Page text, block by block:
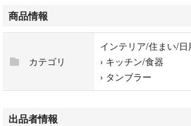
些細なことを気にされる方は
ご購入をお控えください。
お値下げ不可
バラ売り不可
普通郵便は、追跡番号などは
商品情報
カテゴリ
インテリア/住まい/日
› キッチン/食器
› タンブラー
出品者情報